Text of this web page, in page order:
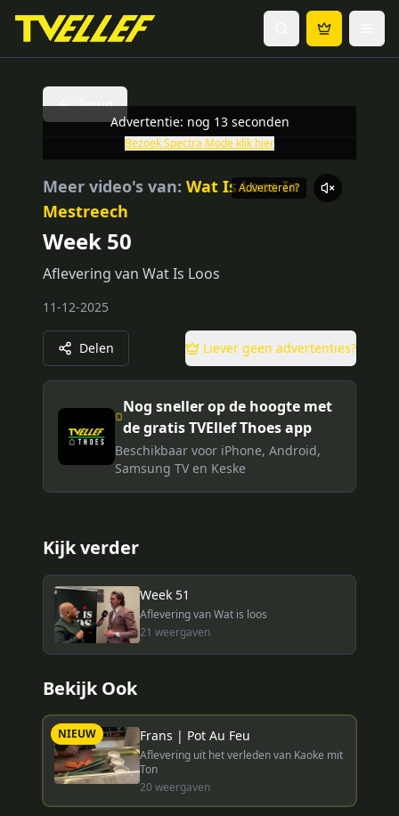
Terug
Adverteren?
Advertentie: nog 13seconden
BezoekSpectra Mode klik hier
Meer video's van: Wat Is Loos In
Mestreech
Week 50
Aflevering van Wat Is Loos
11-12-2025
Delen Liever geen advertenties?
Nog sneller op de hoogte met
de gratis TVEllef Thoes app
Beschikbaar voor iPhone, Android,
Samsung TV en Keske
Kijk verder
Week 51
Aflevering van Wat is loos
21 weergaven
Bekijk Ook
NIEUW Frans | Pot Au Feu
Aflevering uit het verleden van Kaoke mit
Ton
20 weergaven